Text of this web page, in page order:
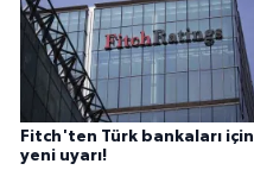
Fitch'ten Türk bankaları için
yeni uyarı!